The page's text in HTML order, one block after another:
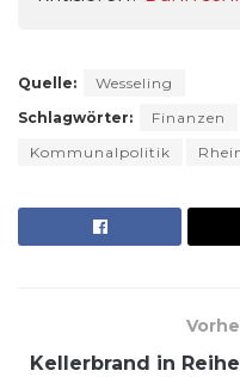
Quelle:
Wesseling
Schlagwörter:
Finanzen
Kommunalpolitik
Kellerbrand in